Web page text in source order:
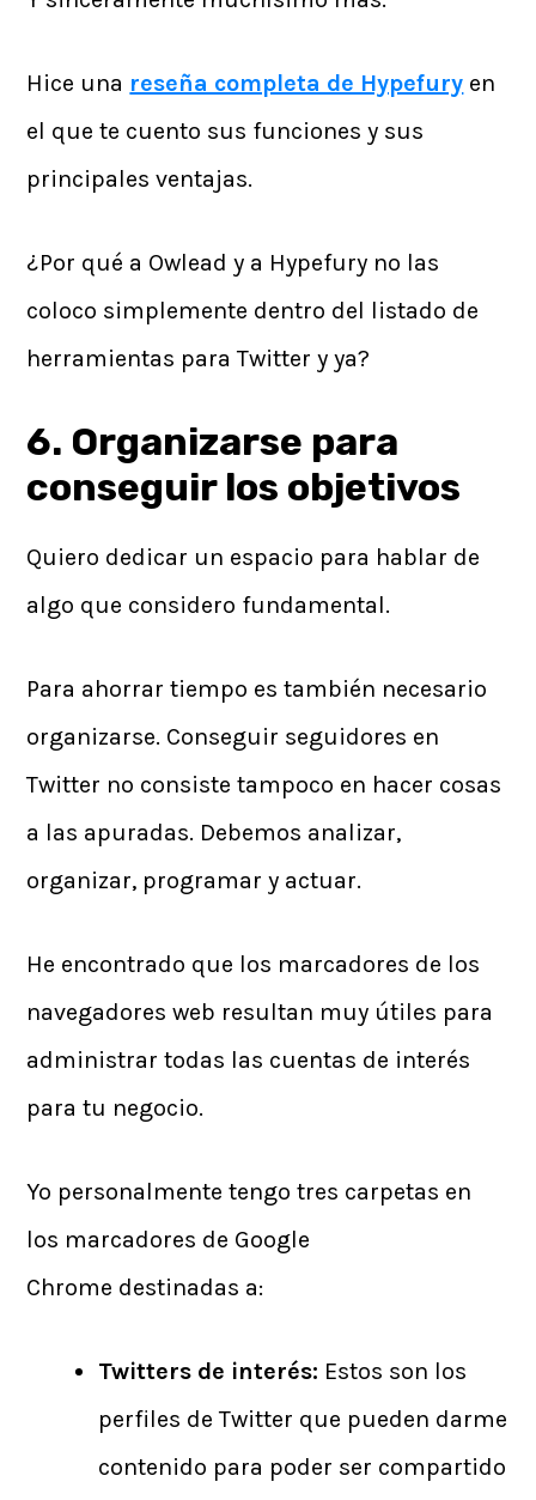
Hice una reseña completa de Hypefury en
el que te cuento sus funciones y sus
principales ventajas.
¿Por qué a Owlead y a Hypefury no las
coloco simplemente dentro del listado de
herramientas para Twitter y ya?
6. Organizarse para
conseguir los objetivos
Quiero dedicar un espacio para hablar de
algo que considero fundamental.
Para ahorrar tiempo es también necesario
organizarse. Conseguir seguidores en
Twitter no consiste tampoco en hacer cosas
a las apuradas. Debemos analizar,
organizar, programar y actuar.
He encontrado que los marcadores de los
navegadores web resultan muy útiles para
administrar todas las cuentas de interés
para tu negocio.
Yo personalmente tengo tres carpetas en
los marcadores de Google
Chrome destinadas a:
Twitters de interés: Estos son los
perfiles de Twitter que pueden darme
contenido para poder ser compartido